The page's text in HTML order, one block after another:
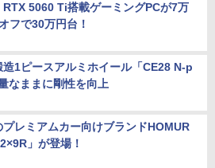
RTX 5060 Ti搭載ゲーミングPCが7万
フで30万円台！
造1ピースアルミホイール「CE28 N-p
なままに剛性を向上
プレミアムカー向けブランドHOMUR
」が登場！